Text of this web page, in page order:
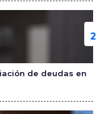
de deudas en